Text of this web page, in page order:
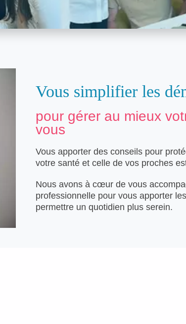
Vous simplifier les
pour gérer au mieux
vous
Vous apporter des conseils pour
votre santé et celle de vos proches
Nous avons à cœur de vous
professionnelle pour vous apporter
permettre un quotidien plus serein.